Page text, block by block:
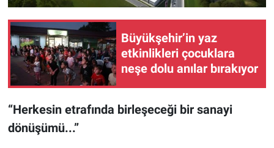
Büyükşehir’in yaz
etkinlikleri çocuklara
neşe dolu anılar bırakıyor
“Herkesin etrafında birleşeceği bir sanayi
dönüşümü...”